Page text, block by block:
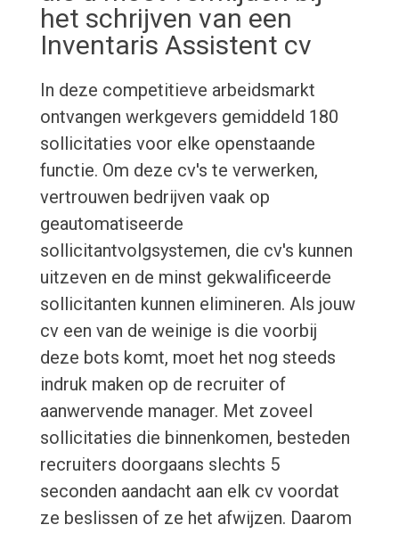
het schrijven van een
Inventaris Assistent cv
In deze competitieve arbeidsmarkt
ontvangen werkgevers gemiddeld 180
sollicitaties voor elke openstaande
functie. Om deze cv's te verwerken,
vertrouwen bedrijven vaak op
geautomatiseerde
sollicitantvolgsystemen, die cv's kunnen
uitzeven en de minst gekwalificeerde
sollicitanten kunnen elimineren. Als jouw
cv een van de weinige is die voorbij
deze bots komt, moet het nog steeds
indruk maken op de recruiter of
aanwervende manager. Met zoveel
sollicitaties die binnenkomen, besteden
recruiters doorgaans slechts 5
seconden aandacht aan elk cv voordat
ze beslissen of ze het afwijzen. Daarom